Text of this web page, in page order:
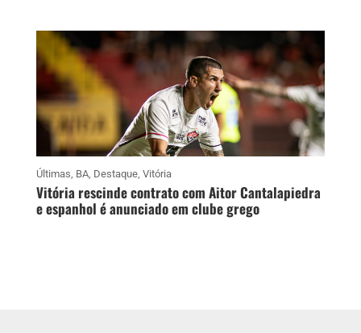
Últimas, BA, Destaque, Vitória
Vitória rescinde contrato com Aitor Cantalapiedra
e espanhol é anunciado em clube grego